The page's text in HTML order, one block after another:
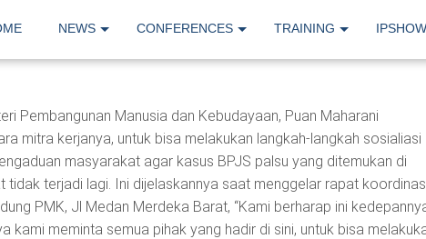
NEWS CONFERENCES TRAINING IPSHOW
Pembangunan Manusia dan Kebudayaan, Puan Maharani
mitra kerjanya, untuk bisa melakukan langkah-langkah sosialiasi
masyarakat agar kasus BPJS palsu yang ditemukan di
tidak terjadi lagi. Ini dijelaskannya saat menggelar rapat
PMK, Jl Medan Merdeka Barat, “Kami berharap ini
kami meminta semua pihak yang hadir di sini, untuk bisa